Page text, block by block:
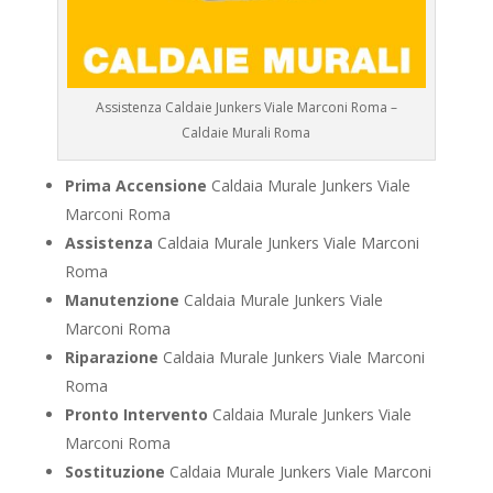
Assistenza Caldaie Junkers Viale Marconi Roma –
Caldaie Murali Roma
Prima Accensione Caldaia Murale Junkers Viale
Marconi Roma
Assistenza Caldaia Murale Junkers Viale Marconi
Roma
Manutenzione Caldaia Murale Junkers Viale
Marconi Roma
Riparazione Caldaia Murale Junkers Viale Marconi
Roma
Pronto Intervento Caldaia Murale Junkers Viale
Marconi Roma
Sostituzione Caldaia Murale Junkers Viale Marconi